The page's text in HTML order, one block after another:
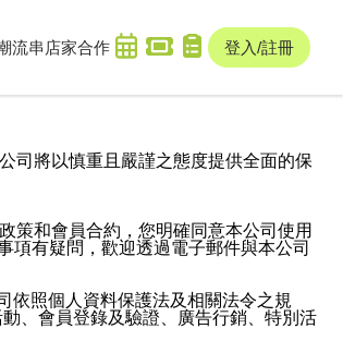
流串 店家合作 登入/註冊
司將以慎重且嚴謹之態度提供全面的保
策和會員合約，您明確同意本公司使用
項有疑問，歡迎透過電子郵件與本公司
依照個人資料保護法及相關法令之規
、會員登錄及驗證、廣告行銷、特別活